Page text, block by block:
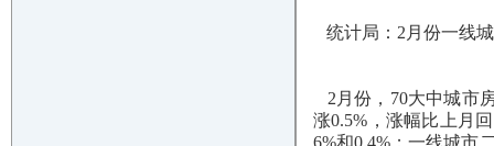
统计局：2月份一线
2月份，70大中城市
涨0.5%，涨幅比上月
6%和0.4%；一线城市